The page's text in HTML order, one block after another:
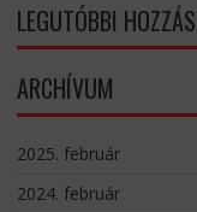
LEGUTÓBBI
ARCHÍVUM
2025. február
2024. február